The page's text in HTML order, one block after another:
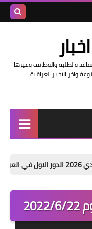
والطلبة والوظائف وغيرها
الاخبار العراقية
وزارة التربية والتعليم
العمل وهيئة